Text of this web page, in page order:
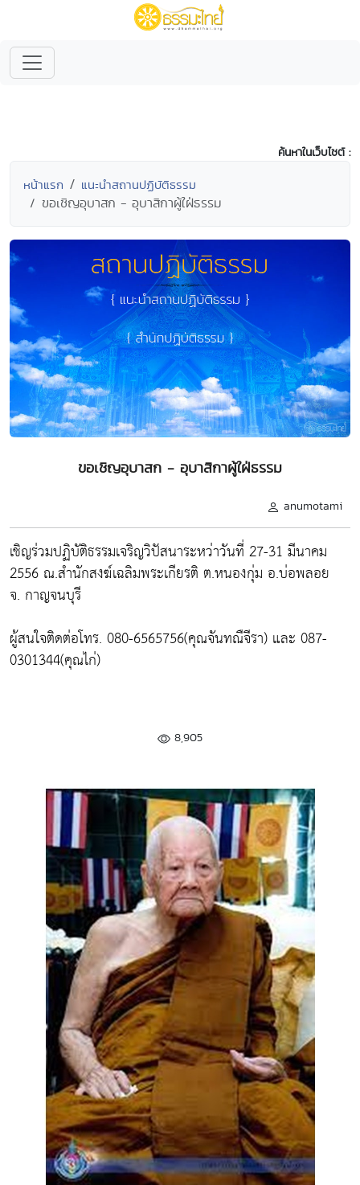
ค้นหาในเว็บไซต์ :
หน้าแรก แนะนำสถานปฏิบัติธรรม
ขอเชิญอุบาสก - อุบาสิกาผู้ใฝ่ธรรม
ขอเชิญอุบาสก - อุบาสิกาผู้ใฝ่ธรรม
anumotami
เชิญร่วมปฏิบัติธรรมเจริญวิปัสนาระหว่าวันที่ 27-31 มีนาคม
2556 ณ.สำนักสงฆ์เฉลิมพระเกียรติ ต.หนองกุ่ม อ.บ่อพลอย
จ. กาญจนบุรี
ผู้สนใจติดต่อโทร. 080-6565756(คุณจันทณืจีรา) และ 087-
0301344(คุณไก่)
8,905